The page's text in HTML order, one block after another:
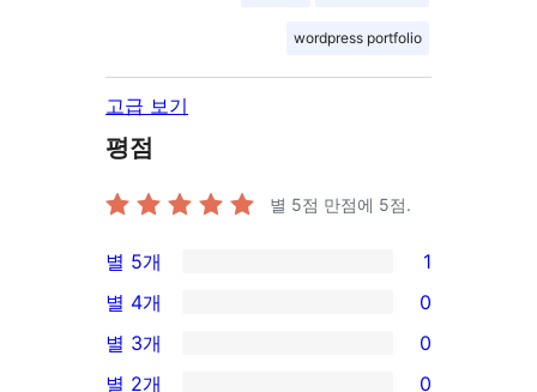
wordpress portfolio
고급 보기
평점
별 5점 만점에 5점.
1/5-
별
점
후
별 5개 1
0/4-
별
별 4개 0
0/3-
별 3개 0
별 2개 0